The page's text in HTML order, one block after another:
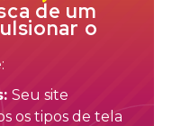
de um
o
Seu site
os tipos de tela